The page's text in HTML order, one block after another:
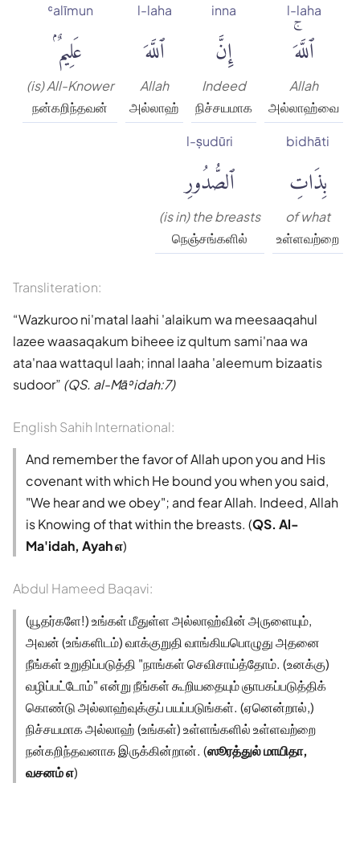
l-laha
ٱللَّهَۚ
Allah
அல்லாஹ்வை
inna
إِنَّ
Indeed
நிச்சயமாக
l-laha
ٱللَّهَ
Allah
அல்லாஹ்
ʿalīmun
عَلِيمٌۢ
(is) All-Knower
நன்கறிந்தவன்
bidhāti
بِذَاتِ
of what
உள்ளவற்றை
l-ṣudūri
ٱلصُّدُورِ
(is in) the breasts
நெஞ்சங்களில்
Transliteration:
Wazkuroo ni'matal laahi 'alaikum wa meesaaqahul
lazee waasaqakum biheee iz qultum sami'naa wa
ata'naa wattaqul laah; innal laaha 'aleemum bizaatis
sudoor (QS. al-Māʾidah:7)
English Sahih International:
And remember the favor of Allah upon you and His
covenant with which He bound you when you said,
"We hear and we obey"; and fear Allah. Indeed, Allah
is Knowing of that within the breasts. (QS. Al-
Ma'idah, Ayah ௭)
Abdul Hameed Baqavi:
(யூதர்களே!) உங்கள் மீதுள்ள அல்லாஹ்வின் அருளையும்,
அவன் (உங்களிடம்) வாக்குறுதி வாங்கியபொழுது அதனை
நீங்கள் உறுதிப்படுத்தி "நாங்கள் செவிசாய்த்தோம். (உனக்கு)
வழிப்பட்டோம்" என்று நீங்கள் கூறியதையும் ஞாபகப்படுத்திக்
கொண்டு அல்லாஹ்வுக்குப் பயப்படுங்கள். (ஏனென்றால்,)
நிச்சயமாக அல்லாஹ் (உங்கள்) உள்ளங்களில் உள்ளவற்றை
நன்கறிந்தவனாக இருக்கின்றான். (ஸூரத்துல் மாயிதா,
வசனம் ௭)